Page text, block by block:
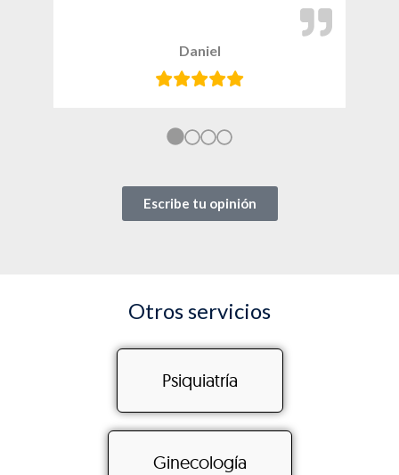
Daniel
Escribe tu opinión
Otros servicios
Psiquiatría
Ginecología